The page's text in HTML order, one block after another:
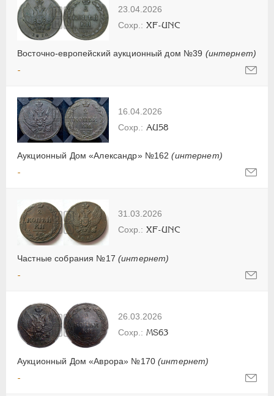
23.04.2026
Восточно-европейский аукционный дом №39 (интернет)
XF-UNC
-
16.04.2026
Аукционный Дом «Александр» №162(интернет)
AU58
-
31.03.2026
Частные собрания №17 (интернет)
XF-UNC
-
26.03.2026
Аукционный Дом «Аврора» №170(интернет)
MS63
-